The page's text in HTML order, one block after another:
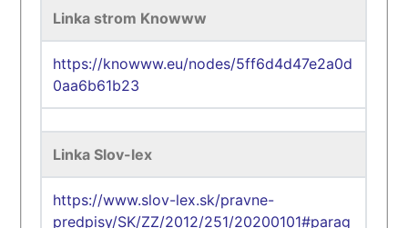
Linka strom Knowww
https://knowww.eu/nodes/5ff6d4d47e2a0d
0aa6b61b23
Linka Slov-lex
https://www.slov-lex.sk/pravne-
predpisy/SK/ZZ/2012/251/20200101#parag